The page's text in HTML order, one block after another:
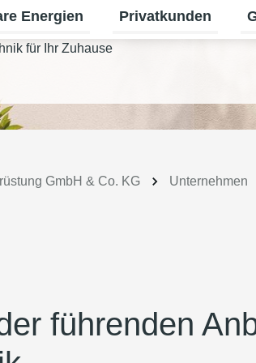
Energien
Untermenü für
Privatkunden
für Ihr Zuhause
GmbH & Co. KG Unternehmen
führenden